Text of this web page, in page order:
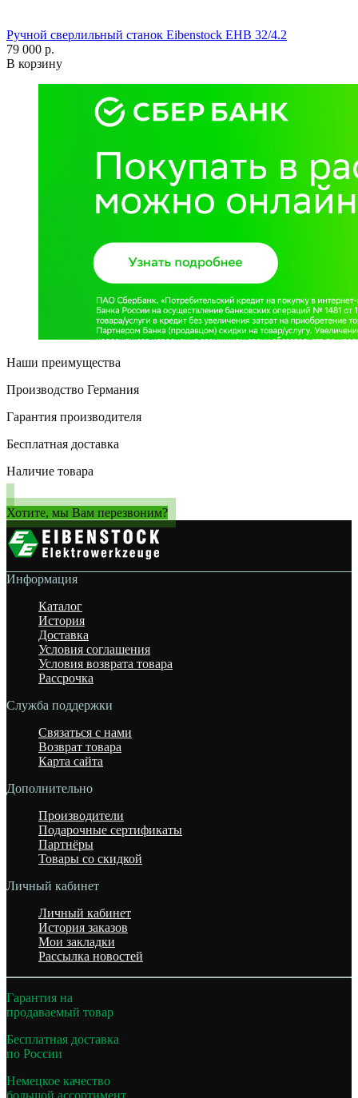
Ручной сверлильный станок Eibenstock EHB 32/4.2
79 000 р.
В корзину
Наши преимущества
Производство Германия
Гарантия производителя
Бесплатная доставка
Наличие товара
Хотите, мы Вам перезвоним?
Информация
Каталог
История
Доставка
Условия соглашения
Условия возврата товара
Рассрочка
Служба поддержки
Связаться с нами
Возврат товара
Карта сайта
Дополнительно
Производители
Подарочные сертификаты
Партнёры
Товары со скидкой
Личный кабинет
Личный кабинет
История заказов
Мои закладки
Рассылка новостей
Гарантия на
продаваемый товар
Бесплатная доставка
по России
Немецкое качество
большой ассортимент